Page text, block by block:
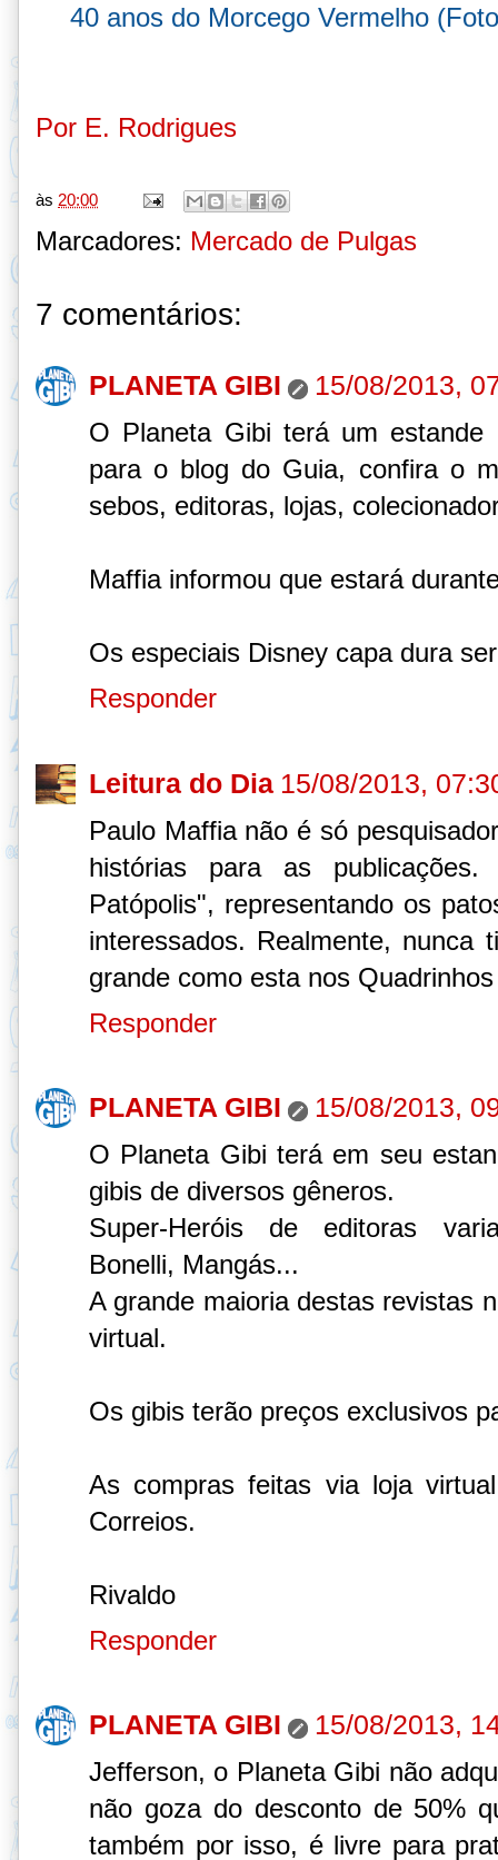
40 anos do Morcego Vermelho
Por E. Rodrigues
às 20:00
Marcadores: Mercado de Pulgas
7 comentários:
PLANETA GIBI 15/08/2013,
O Planeta Gibi terá um
para o blog do Guia, confira o
sebos, editoras, lojas,
Maffia informou que estará
Os especiais Disney capa dura
Responder
Leitura do Dia 15/08/2013,
Paulo Maffia não é só
histórias para as
Patópolis", representando os
interessados. Realmente, nunca
grande como esta nos
Responder
PLANETA GIBI 15/08/2013,
O Planeta Gibi terá em seu
gibis de diversos gêneros.
Super-Heróis de editoras
Bonelli, Mangás...
A grande maioria destas revistas
virtual.
Os gibis terão preços exclusivos
As compras feitas via loja
Correios.
Rivaldo
Responder
PLANETA GIBI 15/08/2013,
Jefferson, o Planeta Gibi não
não goza do desconto de 50%
também por isso, é livre para